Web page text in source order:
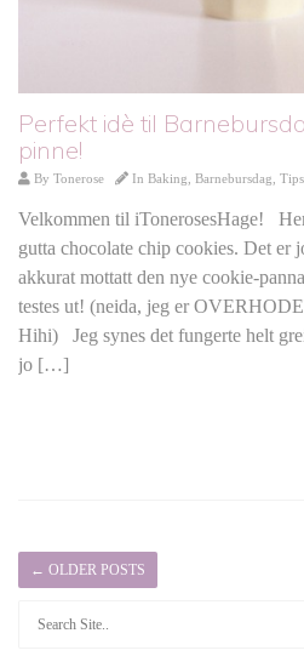
Perfekt idè til
pinne!
By Tonerose In Baking Barnebursdag
Velkommen til iTonerosesHage!
gutta chocolate chip cookies. Det er
akkurat mottatt den nye cookie-
testes ut! (neida, jeg er
Hihi) Jeg synes det fungerte helt
jo […]
← OLDER POSTS